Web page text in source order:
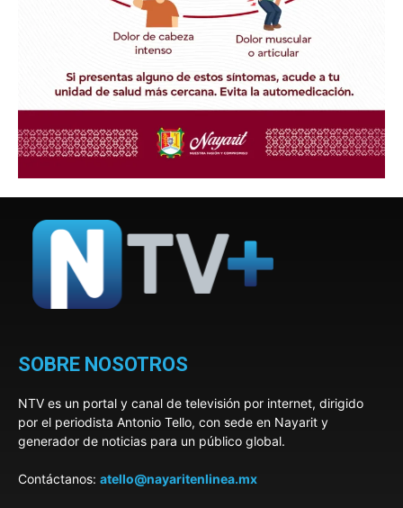
SOBRE NOSOTROS
NTV es un portal y canal de televisión por internet, dirigido
por el periodista Antonio Tello, con sede en Nayarit y
generador de noticias para un público global.
Contáctanos: atello@nayaritenlinea.mx